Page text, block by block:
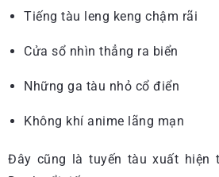
Tiếng tàu leng keng chậm rãi
Cửa sổ nhìn thẳng ra biển
Những ga tàu nhỏ cổ điển
Không khí anime lãng mạn
Đây cũng là tuyến tàu xuất hiện